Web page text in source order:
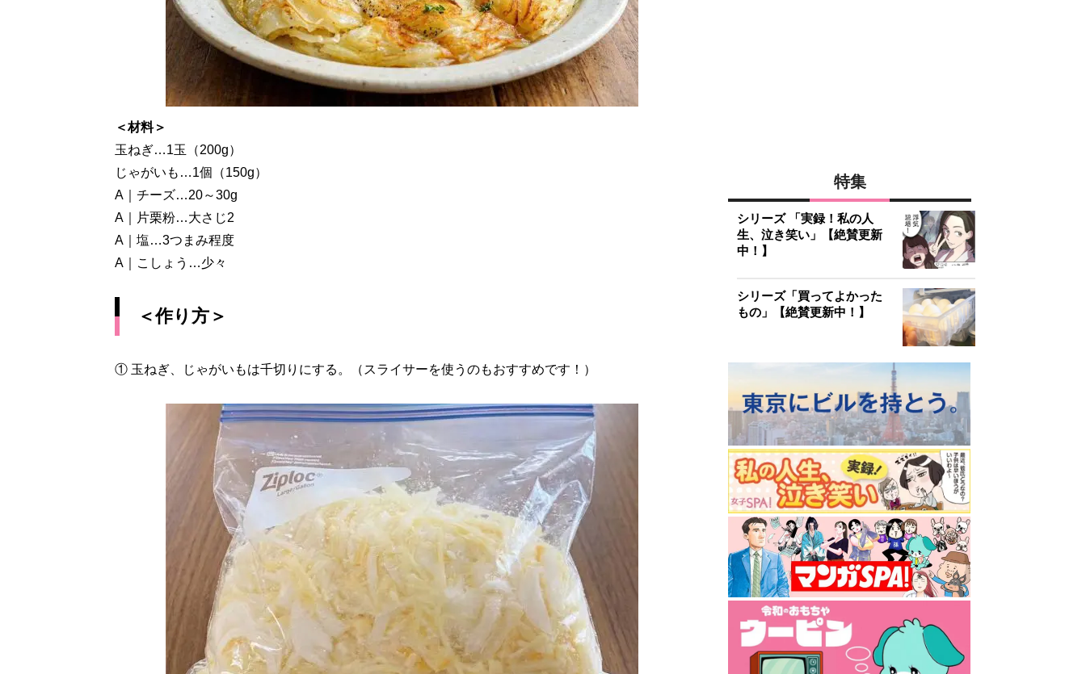
＜材料＞
玉ねぎ…1玉（200g）
じゃがいも…1個（150g）
A｜チーズ…20～30g
A｜片栗粉…大さじ2
A｜塩…3つまみ程度
A｜こしょう…少々
＜作り方＞
① 玉ねぎ、じゃがいもは千切りにする。（スライサーを使うのもおすすめです！）
特集
シリーズ 「実録！私の人
生、泣き笑い」【絶賛更新
中！】
シリーズ「買ってよかった
もの」【絶賛更新中！】